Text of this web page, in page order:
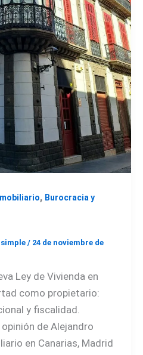
, Burocracia y
/ 24 de noviembre de
Ley de Vivienda en
como propietario:
y fiscalidad.
de Alejandro
en Canarias, Madrid